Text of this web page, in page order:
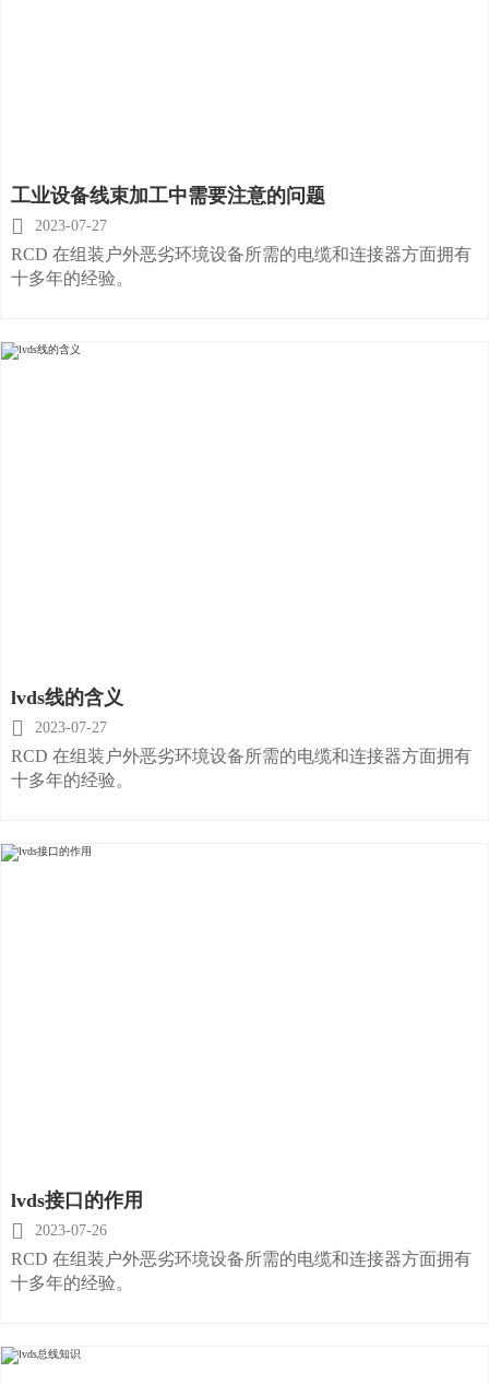
工业设备线束加工中需要注意的问题
 2023-07-27
RCD 在组装户外恶劣环境设备所需的电缆和连接器方面拥有
十多年的经验。
lvds线的含义
 2023-07-27
RCD 在组装户外恶劣环境设备所需的电缆和连接器方面拥有
十多年的经验。
lvds接口的作用
 2023-07-26
RCD 在组装户外恶劣环境设备所需的电缆和连接器方面拥有
十多年的经验。